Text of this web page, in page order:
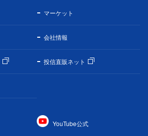
マーケット
会社情報
投信直販ネット
YouTube公式